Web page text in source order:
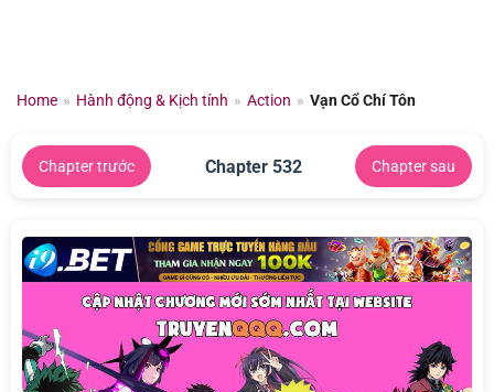
dungHome » Hành động & Kịch tính » Action » Vạn Cổ Chí Tôn
Chapter trước Chapter 532 Chapter sau